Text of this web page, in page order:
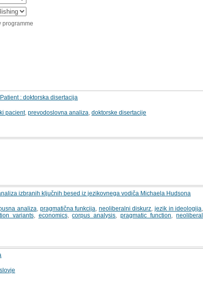
programme
: doktorska disertacija
pacient, prevodoslovna analiza doktorske disertacije
izbranih ključnih besed iz jezikovnega vodiča Michaela Hudsona
analiza pragmatična funkcija neoliberalni diskurz jezik in ideologija
variants, economics,corpus analysis ,pragmatic function ,neoliberal